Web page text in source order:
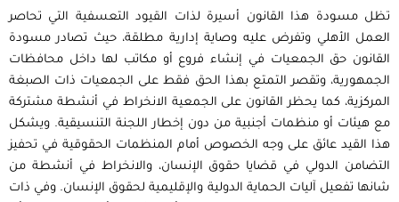
تظل مسودة هذا القانون أسيرة لذات القيود التعسفية التي تحاصر
العمل الأهلي وتفرض عليه وصاية إدارية مطلقة، حيث تصادر مسودة
القانون حق الجمعيات في إنشاء فروع أو مكاتب لها داخل محافظات
الجمهورية، وتقصر التمتع بهذا الحق فقط على الجمعيات ذات الصبغة
المركزية، كما يحظر القانون على الجمعية الانخراط في أنشطة مشتركة
مع هيئات أو منظمات أجنبية من دون إخطار اللجنة التنسيقية. ويشكل
هذا القيد عائق على وجه الخصوص أمام المنظمات الحقوقية في تحفيز
التضامن الدولي في قضايا حقوق الإنسان، والانخراط في أنشطة من
شانها تفعيل آليات الحماية الدولية والإقليمية لحقوق الإنسان. وفي ذات